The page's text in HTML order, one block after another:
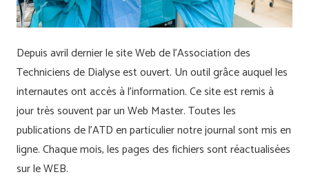
Depuis avril dernier le site Web de l’Association des
Techniciens de Dialyse est ouvert. Un outil grâce auquel les
internautes ont accès à l’information. Ce site est remis à
jour très souvent par un Web Master. Toutes les
publications de l’ATD en particulier notre journal sont mis en
ligne. Chaque mois, les pages des fichiers sont réactualisées
sur le WEB.